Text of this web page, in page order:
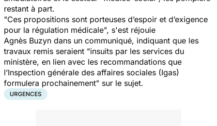
restant à part.
"Ces propositions sont porteuses d’espoir et d’exigence
pour la régulation médicale", s'est réjouie
Agnès Buzyn dans un communiqué, indiquant que les
travaux remis seraient "insuits par les services du
ministère, en lien avec les recommandations que
l’Inspection générale des affaires sociales (Igas)
formulera prochainement" sur le sujet.
URGENCES